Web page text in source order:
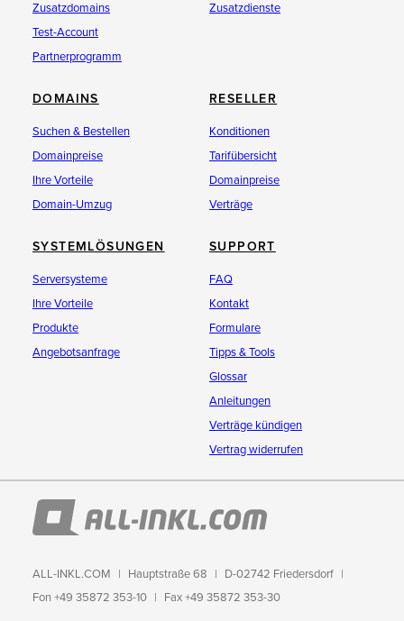
Zusatzdomains
Test-Account
Partnerprogramm
Zusatzdienste
DOMAINS
Suchen & Bestellen
Domainpreise
Ihre Vorteile
Domain-Umzug
RESELLER
Konditionen
Tarifübersicht
Domainpreise
Verträge
SYSTEMLÖSUNGEN
Serversysteme
Ihre Vorteile
Produkte
Angebotsanfrage
SUPPORT
FAQ
Kontakt
Formulare
Tipps & Tools
Glossar
Anleitungen
Verträge kündigen
Vertrag widerrufen
ALL-INKL.COM Hauptstraße 68
D-02742 Friedersdorf
Fon +49 35872 353-10
Fax +49 35872 353-30